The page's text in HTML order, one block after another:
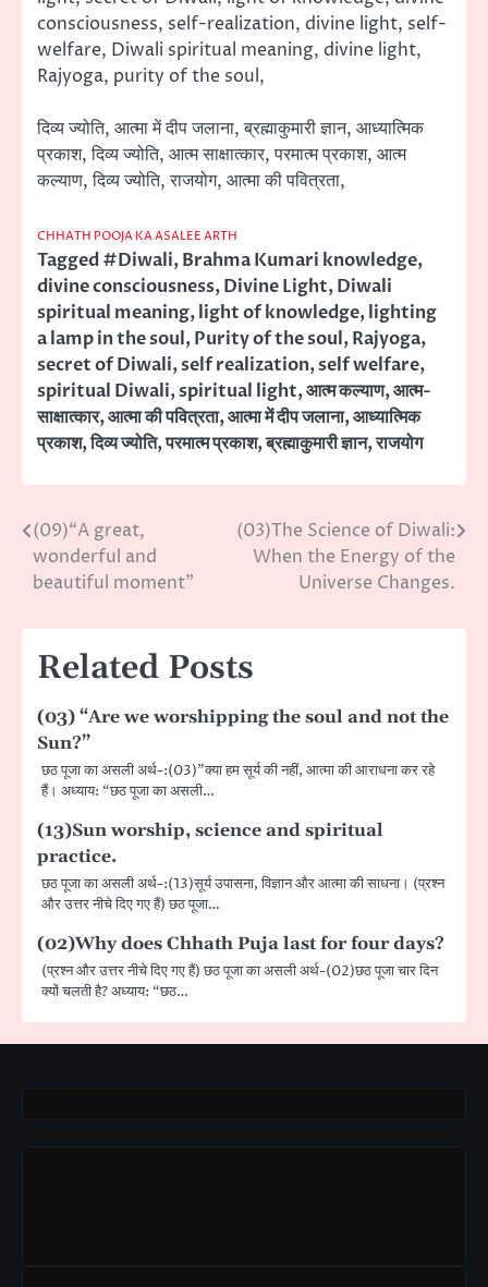
consciousness, self-realization, divine light, self-
welfare, Diwali spiritual meaning, divine light,
Rajyoga, purity of the soul,
दिव्य ज्योति, आत्मा में दीप जलाना, ब्रह्माकुमारी ज्ञान, आध्यात्मिक
प्रकाश, दिव्य ज्योति, आत्म साक्षात्कार, परमात्म प्रकाश, आत्म
कल्याण, दिव्य ज्योति, राजयोग, आत्मा की पवित्रता,
CHHATH POOJA KA ASALEE ARTH
Tagged#Diwali,Brahma Kumari knowledge,
divine consciousness,Divine Light,Diwali
spiritual meaning,light of knowledge,lighting
a lamp in the soul,Purity of the soul,Rajyoga,
secret of Diwali,self realization,self welfare,
spiritual Diwali,spiritual light,आत्म कल्याण,आत्म-
साक्षात्कार,आत्मा की पवित्रता,आत्मा में दीप जलाना,आध्यात्मिक
प्रकाश,दिव्य ज्योति,परमात्म प्रकाश,ब्रह्माकुमारी ज्ञान,राजयोग
Post
navigation
(09)“A great,
wonderful and
beautiful moment”
(03)The Science of Diwali:
When the Energy of the
Universe Changes.
Related Posts
(03) “Are we worshipping the soul and not the
Sun?”
छठ पूजा का असली अर्थ-:(03)”क्या हम सूर्य की नहीं, आत्मा की आराधना कर रहे
हैं। अध्याय: “छठ पूजा का असली…
(13)Sun worship, science and spiritual
practice.
छठ पूजा का असली अर्थ-:(13)सूर्य उपासना, विज्ञान और आत्मा की साधना। (प्रश्न
और उत्तर नीचे दिए गए हैं) छठ पूजा…
(02)Why does Chhath Puja last for four days?
(प्रश्न और उत्तर नीचे दिए गए हैं) छठ पूजा का असली अर्थ-(02)छठ पूजा चार दिन
क्यों चलती है? अध्याय: “छठ…